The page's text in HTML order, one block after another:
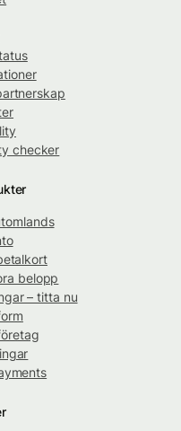
checker
belopp
– titta nu